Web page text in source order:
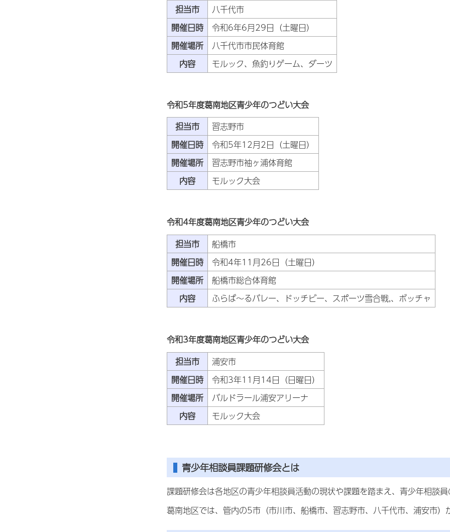
担当市
八千代市
開催日時
令和6年6月29日（土曜日）
開催場所
八千代市市民体育館
内容
モルック、魚釣りゲーム、ダーツ
令和5年度葛南地区青少年のつどい大会
担当市
習志野市
開催日時
令和5年12月2日（土曜日）
開催場所
習志野市袖ヶ浦体育館
内容
モルック大会
令和4年度葛南地区青少年のつどい大会
担当市
船橋市
開催日時
令和4年11月26日（土曜日）
開催場所
船橋市総合体育館
内容
ふらば～るバレー、ドッチビー、スポーツ雪合戦,、ボッチャ
令和3年度葛南地区青少年のつどい大会
担当市
浦安市
開催日時
令和3年11月14日（日曜日）
開催場所
バルドラール浦安アリーナ
内容
モルック大会
青少年相談員課題研修会とは
課題研修会は各地区の青少年相談員活動の現状や課題を踏まえ、青少年相談
葛南地区では、管内の5市（市川市、船橋市、習志野市、八千代市、浦安市）